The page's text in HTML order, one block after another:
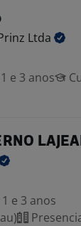
Ltda
e 3 anos
e 3 anos